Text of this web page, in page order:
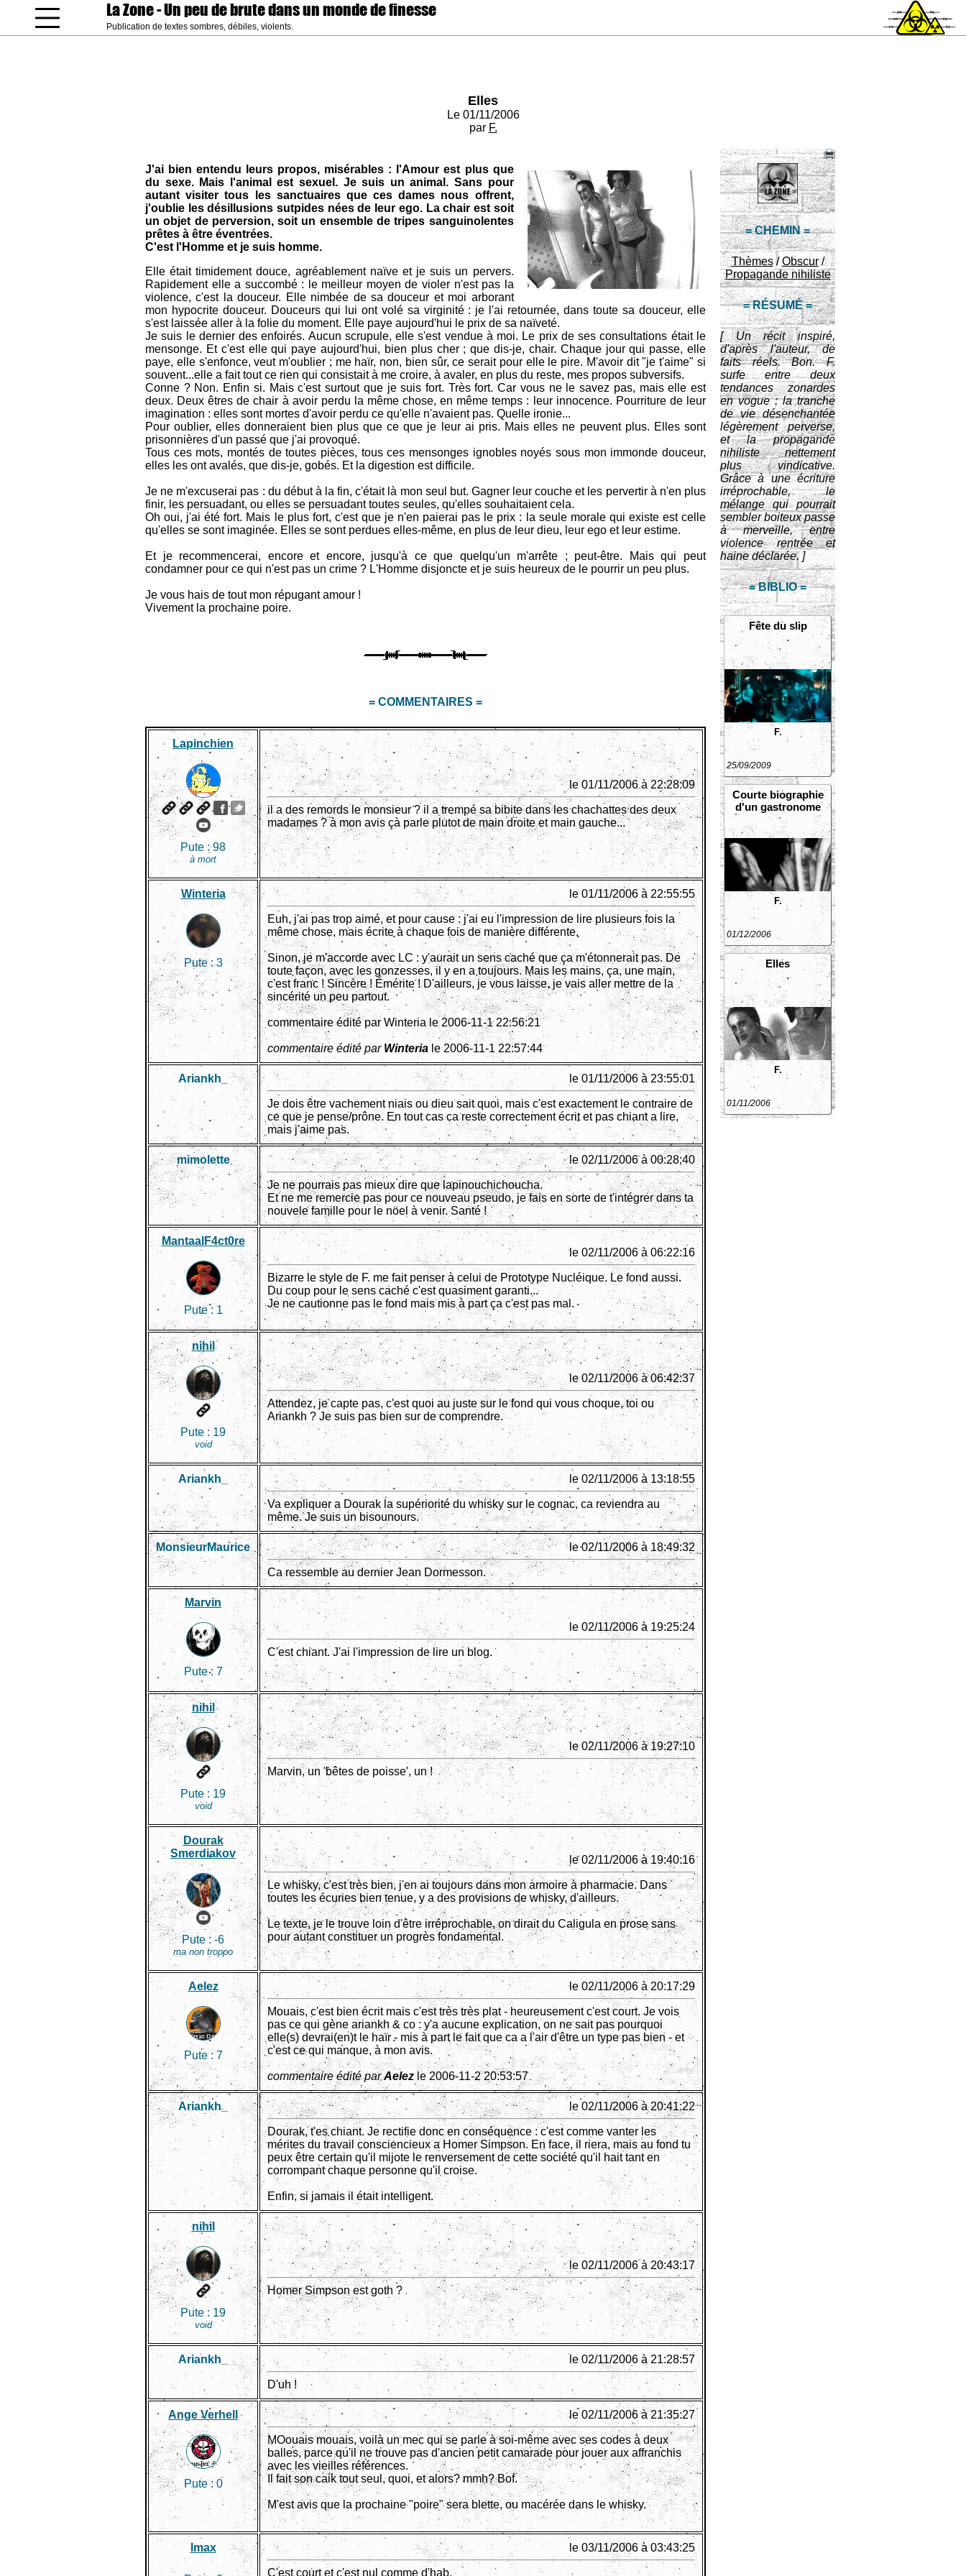
La Zone- Un peu de brute dans un monde de finesse
Publication de textes sombres, débiles, violents.
Elles
Le 01/11/2006
par F.
= CHEMIN =
Thèmes/Obscur/
Propagande nihiliste
= RÉSUMÉ =
[ Un récit inspiré,
d'après l'auteur, de
faits réels. Bon. F.
surfe entre deux
tendances zonardes
en vogue : la tranche
de vie désenchantée
légèrement perverse,
et la propagande
nihiliste nettement
plus vindicative.
Grâce à une écriture
irréprochable, le
mélange qui pourrait
sembler boiteux passe
à merveille, entre
violence rentrée et
haine déclarée. ]
= BIBLIO =
Fête du slip
F.
25/09/2009
Courte biographie
d'un gastronome
F.
01/12/2006
Elles
F.
01/11/2006
J'ai bien entendu leurs propos, misérables : l'Amour est plus que
du sexe. Mais l'animal est sexuel. Je suis un animal. Sans pour
autant visiter tous les sanctuaires que ces dames nous offrent,
j'oublie les désillusions sutpides nées de leur ego. La chair est soit
un objet de perversion, soit un ensemble de tripes sanguinolentes
prêtes à être éventrées.
C'est l'Homme et je suis homme.
Elle était timidement douce, agréablement naïve et je suis un pervers.
Rapidement elle a succombé : le meilleur moyen de violer n'est pas la
violence, c'est la douceur. Elle nimbée de sa douceur et moi arborant
mon hypocrite douceur. Douceurs qui lui ont volé sa virginité : je l'ai retournée, dans toute sa douceur, elle
s'est laissée aller à la folie du moment. Elle paye aujourd'hui le prix de sa naïveté.
Je suis le dernier des enfoirés. Aucun scrupule, elle s'est vendue à moi. Le prix de ses consultations était le
mensonge. Et c'est elle qui paye aujourd'hui, bien plus cher ; que dis-je, chair. Chaque jour qui passe, elle
paye, elle s'enfonce, veut m'oublier ; me haïr, non, bien sûr, ce serait pour elle le pire. M'avoir dit "je t'aime" si
souvent...elle a fait tout ce rien qui consistait à me croire, à avaler, en plus du reste, mes propos subversifs.
Conne ? Non. Enfin si. Mais c'est surtout que je suis fort. Très fort. Car vous ne le savez pas, mais elle est
deux. Deux êtres de chair à avoir perdu la même chose, en même temps : leur innocence. Pourriture de leur
imagination : elles sont mortes d'avoir perdu ce qu'elle n'avaient pas. Quelle ironie...
Pour oublier, elles donneraient bien plus que ce que je leur ai pris. Mais elles ne peuvent plus. Elles sont
prisonnières d'un passé que j'ai provoqué.
Tous ces mots, montés de toutes pièces, tous ces mensonges ignobles noyés sous mon immonde douceur,
elles les ont avalés, que dis-je, gobés. Et la digestion est difficile.
Je ne m'excuserai pas : du début à la fin, c'était là mon seul but. Gagner leur couche et les pervertir à n'en plus
finir, les persuadant, ou elles se persuadant toutes seules, qu'elles souhaitaient cela.
Oh oui, j'ai été fort. Mais le plus fort, c'est que je n'en paierai pas le prix : la seule morale qui existe est celle
qu'elles se sont imaginée. Elles se sont perdues elles-même, en plus de leur dieu, leur ego et leur estime.
Et je recommencerai, encore et encore, jusqu'à ce que quelqu'un m'arrête ; peut-être. Mais qui peut
condamner pour ce qui n'est pas un crime ? L'Homme disjoncte et je suis heureux de le pourrir un peu plus.
Je vous hais de tout mon répugant amour !
Vivement la prochaine poire.
= COMMENTAIRES =
Lapinchien
Pute : 98
à mort
le 01/11/2006 à 22:28:09
il a des remords le monsieur ? il a trempé sa bibite dans les chachattes des deux
madames ? à mon avis çà parle plutot de main droite et main gauche...
Winteria
Pute :3
le 01/11/2006 à 22:55:55
Euh, j'ai pas trop aimé, et pour cause : j'ai eu l'impression de lire plusieurs fois la
même chose, mais écrite à chaque fois de manière différente.
Sinon, je m'accorde avec LC : y'aurait un sens caché que ça m'étonnerait pas. De
toute façon, avec les gonzesses, il y en a toujours. Mais les mains, ça, une main,
c'est franc ! Sincère ! Émérite ! D'ailleurs, je vous laisse, je vais aller mettre de la
sincérité un peu partout.
commentaire édité par Winteria le 2006-11-1 22:56:21
commentaire édité par Winteria le 2006-11-1 22:57:44
Ariankh_ le 01/11/2006 à 23:55:01
Je dois être vachement niais ou dieu sait quoi, mais c'est exactement le contraire de
ce que je pense/prône. En tout cas ca reste correctement écrit et pas chiant a lire,
mais j'aime pas.
mimolette le 02/11/2006 à 00:28:40
Je ne pourrais pas mieux dire que lapinouchichoucha.
Et ne me remercie pas pour ce nouveau pseudo, je fais en sorte de t'intégrer dans ta
nouvele famille pour le nöel à venir. Santé !
MantaalF4ct0re
Pute :1
le 02/11/2006 à 06:22:16
Bizarre le style de F. me fait penser à celui de Prototype Nucléique. Le fond aussi.
Du coup pour le sens caché c'est quasiment garanti...
Je ne cautionne pas le fond mais mis à part ça c'est pas mal.
nihil
Pute : 19
void
le 02/11/2006 à 06:42:37
Attendez, je capte pas, c'est quoi au juste sur le fond qui vous choque, toi ou
Ariankh ? Je suis pas bien sur de comprendre.
Ariankh_ le 02/11/2006 à 13:18:55
Va expliquer a Dourak la supériorité du whisky sur le cognac, ca reviendra au
même. Je suis un bisounours.
MonsieurMaurice le 02/11/2006 à 18:49:32
Ca ressemble au dernier Jean Dormesson.
Marvin
Pute :7
le 02/11/2006 à 19:25:24
C'est chiant. J'ai l'impression de lire un blog.
nihil
Pute : 19
void
le 02/11/2006 à 19:27:10
Marvin, un 'bêtes de poisse', un !
Dourak
Smerdiakov
Pute : -6
ma non troppo
le 02/11/2006 à 19:40:16
Le whisky, c'est très bien, j'en ai toujours dans mon armoire à pharmacie. Dans
toutes les écuries bien tenue, y a des provisions de whisky, d'ailleurs.
Le texte, je le trouve loin d'être irréprochable, on dirait du Caligula en prose sans
pour autant constituer un progrès fondamental.
Aelez
Pute : 7
le 02/11/2006 à 20:17:29
Mouais, c'est bien écrit mais c'est très très plat - heureusement c'est court. Je vois
pas ce qui gène ariankh & co : y'a aucune explication, on ne sait pas pourquoi
elle(s) devrai(en)t le haïr - mis à part le fait que ca a l'air d'être un type pas bien - et
c'est ce qui manque, à mon avis.
commentaire édité parAelez le 2006-11-2 20:53:57
Ariankh_ le 02/11/2006 à 20:41:22
Dourak, t'es chiant. Je rectifie donc en conséquence : c'est comme vanter les
mérites du travail consciencieux a Homer Simpson. En face, il riera, mais au fond tu
peux être certain qu'il mijote le renversement de cette société qu'il hait tant en
corrompant chaque personne qu'il croise.
Enfin, si jamais il était intelligent.
nihil
Pute : 19
void
le 02/11/2006 à 20:43:17
Homer Simpson est goth ?
Ariankh_ le 02/11/2006 à 21:28:57
D'uh !
Ange Verhell
Pute :0
le 02/11/2006 à 21:35:27
MOouais mouais, voilà un mec qui se parle à soi-même avec ses codes à deux
balles, parce qu'il ne trouve pas d'ancien petit camarade pour jouer aux affranchis
avec les vieilles références.
Il fait son caik tout seul, quoi, et alors? mmh? Bof.
M'est avis que la prochaine "poire" sera blette, ou macérée dans le whisky.
Imax le 03/11/2006 à 03:43:25
C'est court et c'est nul comme d'hab.